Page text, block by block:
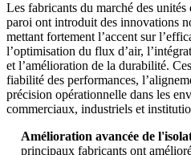
Les fabricants du marché des unités
paroi ont introduit des innovations
mettant fortement l’accent sur
l’optimisation du flux d’air,
et l’amélioration de la durabilité.
fiabilité des performances,
précision opérationnelle dans les
commerciaux, industriels et
Amélioration avancée de
principaux fabricants ont